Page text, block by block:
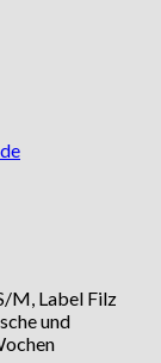
M, Label Filz
und